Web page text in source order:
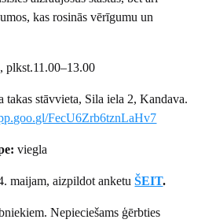
kas rosinās vērīgumu un
plkst.11.00–13.00
takas stāvvieta, Sila iela 2, Kandava.
FecU6Zrb6tznLaHv7
viegla
maijam, aizpildot anketuŠEIT.
Nepieciešams ģērbties